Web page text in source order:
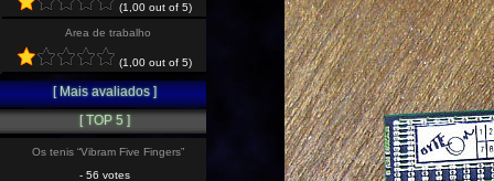
(1,00 out of 5)
Area de trabalho
(1,00 out of 5)
[ Mais avaliados ]
[ TOP 5 ]
Os tenis “Vibram Five Fingers”
- 56 votes